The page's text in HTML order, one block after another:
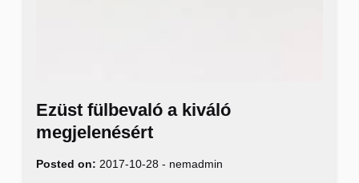
Ezüst fülbevaló a kiváló
megjelenésért
Posted on: 2017-10-28 - nemadmin